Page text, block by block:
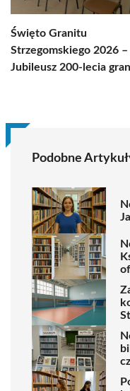
Święto Granitu
Strzegomskiego 2026 –
Jubileusz 200-lecia
Podobne